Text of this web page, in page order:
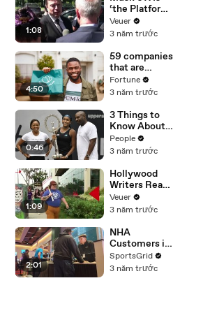
1:08
‘the Platform
With the
Largest Ratio
Misinformatio
n or
Disinformatio
n’ Amongst
All Social
Media
Platforms
Veuer
3 năm trước
4:50
59 companies
that are
changing the
world: From
Chobani
Fortune
3 năm trước
0:46
3 Things to
Know About
Coco Gauff's
Parents
People
3 năm trước
1:09
Hollywood
Writers Reach
‘Tentative
Agreement’
After 146 Day
Strike
Veuer
3 năm trước
2:01
NHA
Customers in
Limbo as
Company
SportsGrid
3 năm trước